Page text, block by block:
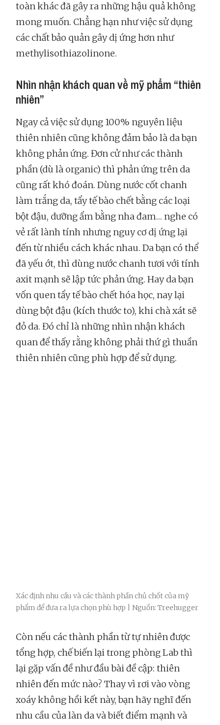
toàn khác đã gây ra những hậu quả không
mong muốn. Chẳng hạn như việc sử dụng
các chất bảo quản gây dị ứng hơn như
methylisothiazolinone.
Nhìn nhận khách quan về mỹ phẩm “thiên
nhiên”
Ngay cả việc sử dụng 100% nguyên liệu
thiên nhiên cũng không đảm bảo là da bạn
không phản ứng. Đơn cử như các thành
phần (dù là organic) thì phản ứng trên da
cũng rất khó đoán. Dùng nước cốt chanh
làm trắng da, tẩy tế bào chết bằng các loại
bột đậu, dưỡng ẩm bằng nha đam… nghe có
vẻ rất lành tính nhưng nguy cơ dị ứng lại
đến từ nhiều cách khác nhau. Da bạn có thể
đã yếu ớt, thì dùng nước chanh tươi với tính
axit mạnh sẽ lập tức phản ứng. Hay da bạn
vốn quen tẩy tế bào chết hóa học, nay lại
dùng bột đậu (kích thước to), khi chà xát sẽ
đỏ da. Đó chỉ là những nhìn nhận khách
quan để thấy rằng không phải thứ gì thuần
thiên nhiên cũng phù hợp để sử dụng.
Xác định nhu cầu và các thành phần chủ chốt của mỹ
phẩm để đưa ra lựa chọn phù hợp | Nguồn: Treehugger
Còn nếu các thành phần từ tự nhiên được
tổng hợp, chế biến lại trong phòng Lab thì
lại gặp vấn đề như đầu bài đề cập: thiên
nhiên đến mức nào? Thay vì rơi vào vòng
xoáy không hồi kết này, bạn hãy nghĩ đến
nhu cầu của làn da và biết điểm mạnh và